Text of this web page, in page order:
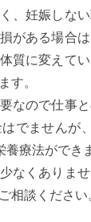
、妊娠しな
がある場合
質に変えて
す。
なので仕事
でませんが
養療法ができ
なくありま
相談ください